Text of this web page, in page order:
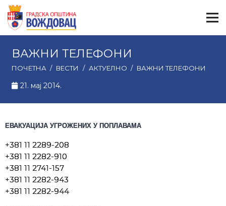
ВАЖНИ ТЕЛЕФОНИ
ПОЧЕТНА / ВЕСТИ / АКТУЕЛНО / ВАЖНИ ТЕЛЕФОНИ
21. мај 2014.
ЕВАКУАЦИЈА УГРОЖЕНИХ У ПОПЛАВАМА
+381 11 2289-208
+381 11 2282-910
+381 11 2741-157
+381 11 2282-943
+381 11 2282-944